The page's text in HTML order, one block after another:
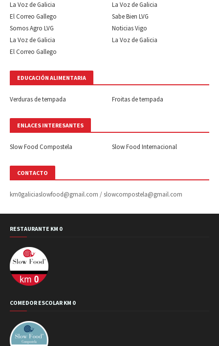
La Voz de Galicia
La Voz de Galicia
El Correo Gallego
Sabe Bien LVG
Somos Agro LVG
Noticias Vigo
La Voz de Galicia
La Voz de Galicia
El Correo Gallego
EDUCACIÓN ALIMENTARIA
Verduras de tempada Froitas de tempada
ENLACES INTERESANTES
Slow Food Compostela Slow Food Internacional
CONTACTO
km0galiciaslowfood@gmail.com / slowcompostela@gmail.com
RESTAURANTE KM 0
COMEDOR ESCOLAR KM 0